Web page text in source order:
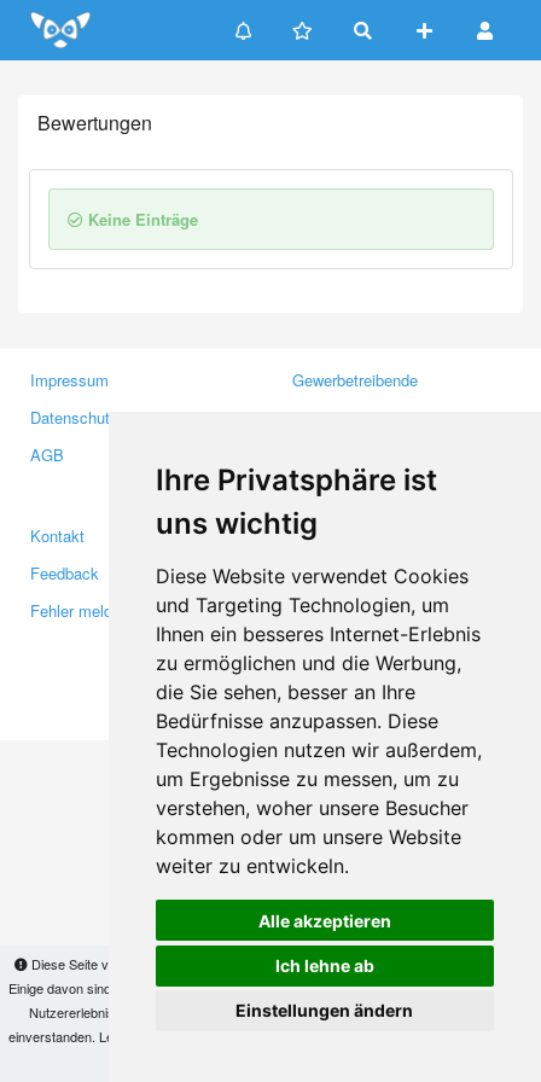
Ihre Privatsphäre ist
uns wichtig
Diese Website verwendet Cookies
und Targeting Technologien, um
Ihnen ein besseres Internet-Erlebnis
zu ermöglichen und die Werbung,
die Sie sehen, besser an Ihre
Bedürfnisse anzupassen. Diese
Technologien nutzen wir außerdem,
um Ergebnisse zu messen, um zu
verstehen, woher unsere Besucher
kommen oder um unsere Website
weiter zu entwickeln.
Alle akzeptieren
Ich lehne ab
Einstellungen ändern
Update cookies preferences
Diese Seite verwendet Cookies, um Informationen auf Ihrem Computer zu speichern.
Einige davon sind notwendig, damit unsere Seite funktioniert, andere helfen uns dabei, das
Nutzererlebnis zu verbessern. Mit der Nutzung dieser Seite erklären Sie sich damit
einverstanden. Lesen Sie unsere
Bewertungen
Keine Einträge
Impressum
Datenschutzerklärung
AGB
Gewerbetreibende
Medien
Kontakt
Feedback
Fehler melden
Facebook
Twitter
YouTube
Google+
Makis© Copyright 2026